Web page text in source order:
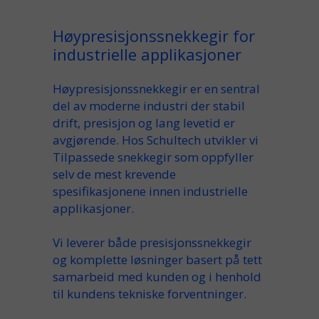
Høypresisjonssnekkegir for
industrielle applikasjoner
Høypresisjonssnekkegirer en sentral
del av moderne industri der stabil
drift, presisjon og lang levetid er
avgjørende. Hos Schultech utvikler vi
Tilpassede snekkegir som oppfyller
selv de mest krevende
spesifikasjonene innen industrielle
applikasjoner.
Vi leverer både presisjonssnekkegir
og komplette løsninger basert på tett
samarbeid med kunden og i henhold
til kundens tekniske forventninger.